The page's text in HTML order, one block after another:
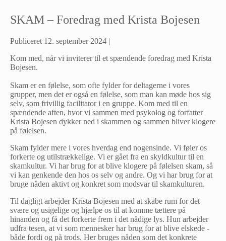
SKAM – Foredrag med Krista Bojesen
Publiceret 12. september 2024 |
Kom med, når vi inviterer til et spændende foredrag med Krista
Bojesen.
Skam er en følelse, som ofte fylder for deltagerne i vores
grupper, men det er også en følelse, som man kan møde hos sig
selv, som frivillig facilitator i en gruppe. Kom med til en
spændende aften, hvor vi sammen med psykolog og forfatter
Krista Bojesen dykker ned i skammen og sammen bliver klogere
på følelsen.
Skam fylder mere i vores hverdag end nogensinde. Vi føler os
forkerte og utilstrækkelige. Vi er gået fra en skyldkultur til en
skamkultur. Vi har brug for at blive klogere på følelsen skam, så
vi kan genkende den hos os selv og andre. Og vi har brug for at
bruge nåden aktivt og konkret som modsvar til skamkulturen.
Til dagligt arbejder Krista Bojesen med at skabe rum for det
svære og usigelige og hjælpe os til at komme tættere på
hinanden og få det forkerte frem i det nådige lys. Hun arbejder
udfra tesen, at vi som mennesker har brug for at blive elskede -
både fordi og på trods. Her bruges nåden som det konkrete